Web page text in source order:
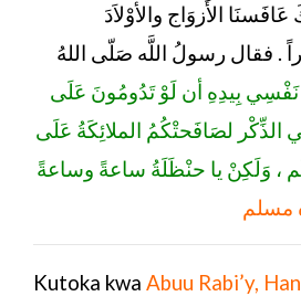
الأَزوَاج والأوْلاَدَ
. فقال رسولُ اللَّه صَلّى اللهُ
نَفْسِي بِيدِهِ أن لَوْ تَدُومُونَ عَلَى
الذِّكْر لصَافَحتْكُمُ الملائِكَةُ عَلَى
وَلَكِنْ يا حنْظَلَةُ ساعةً وساعةً
مسلم
Kutoka kwa Abuu Rabi’y,